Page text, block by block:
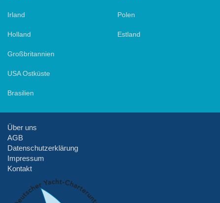
Irland
Holland
Großbritannien
USA Ostküste
Brasilien
Polen
Estland
Über uns
AGB
Datenschutzerklärung
Impressum
Kontakt